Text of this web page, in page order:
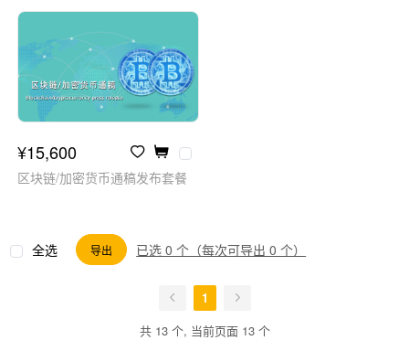
¥15,600
区块链/加密货币通稿发布套餐
全选 导出 已选 0 个（每次可导出 0 个）
1
共 13 个, 当前页面 13 个